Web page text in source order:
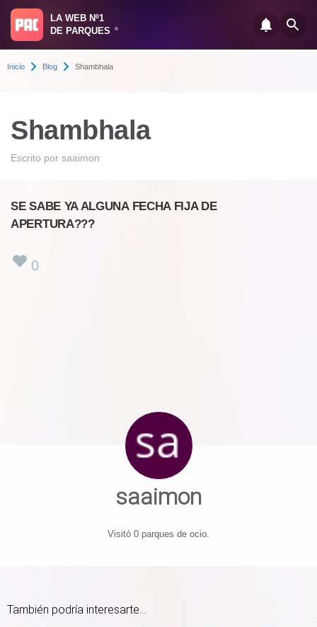
LA WEB Nº1
DE PARQUES
®
Inicio Blog Shambhala
Shambhala
Escrito por saaimon
SE SABE YA ALGUNA FECHA FIJA DE
APERTURA???
0
saaimon
Visitó 0 parques de ocio.
También podría interesarte...